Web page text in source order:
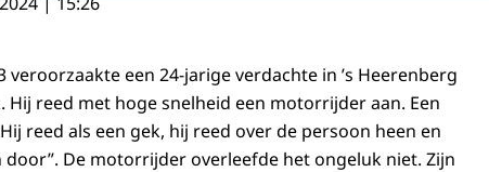
veroorzaakte een 24-jarige verdachte in ’s Heerenberg
Hij reed met hoge snelheid een motorrijder aan. Een
reed als een gek, hij reed over de persoon heen en
De motorrijder overleefde het ongeluk niet. Zijn